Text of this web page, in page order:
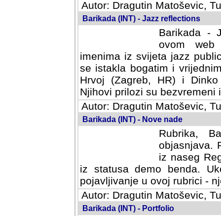
Autor: Dragutin Matoševic,
Barikada (INT) - Jazz reflections
Barikada -
ovom web
imenima iz svijeta jazz
se istakla bogatim i
Hrvoj (Zagreb, HR) i
Njihovi prilozi su bezvremeni
Autor: Dragutin Matoševic,
Barikada (INT) - Nove nade
Rubrika,
objasnjava.
iz naseg
iz statusa demo benda.
pojavljivanje u ovoj rubrici -
Autor: Dragutin Matoševic,
Barikada (INT) - Portfolio